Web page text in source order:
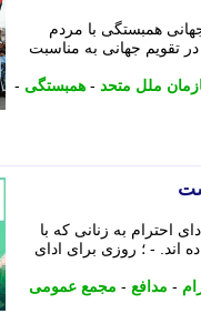
همبستگی با مردم
تقویم جهانی به مناسبت
ملل متحد - همبستگی -
احترام به زنانی که با
اند. - ؛ روزی برای ادای
- مدافع - مجمع عمومی